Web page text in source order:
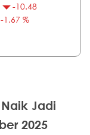
-10.48
-1.67 %
Jadi
2025